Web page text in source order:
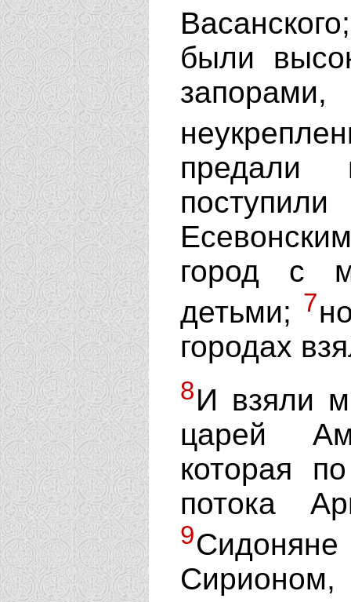
были
город с
детьми; 7
городах
8И взяли
царей
которая
потока
9